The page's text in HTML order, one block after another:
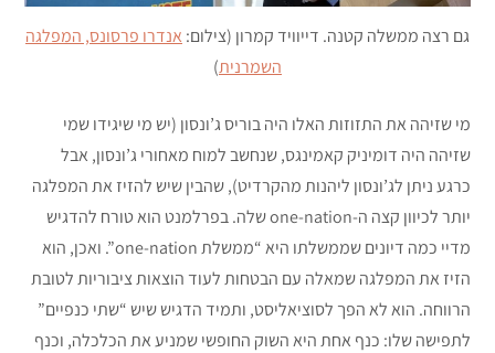
גם רצה ממשלה קטנה. דייוויד קמרון (צילום: אנדרו פרסונס, המפלגה
השמרנית)
מי שזיהה את התזוזות האלו היה בוריס ג’ונסון (יש מי שיגידו שמי
שזיהה היה דומיניק קאמינגס, שנחשב למוח מאחורי ג’ונסון, אבל
כרגע ניתן לג’ונסון ליהנות מהקרדיט), שהבין שיש להזיז את המפלגה
יותר לכיוון קצה ה-one-nation שלה. בפרלמנט הוא טורח להדגיש
מדיי כמה דיונים שממשלתו היא “ממשלת one-nation”. ואכן, הוא
הזיז את המפלגה שמאלה עם הבטחות לעוד הוצאות ציבוריות לטובת
הרווחה. הוא לא הפך לסוציאליסט, ותמיד הדגיש שיש “שתי כנפיים”
לתפישה שלו: כנף אחת היא השוק החופשי שמניע את הכלכלה, וכנף